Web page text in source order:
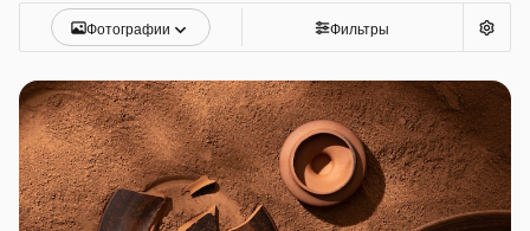
Фотографии Фильтры